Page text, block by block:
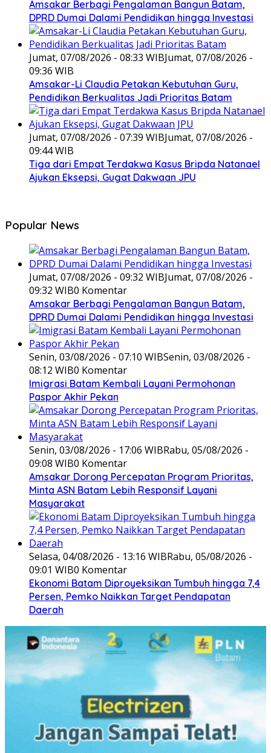
Amsakar Berbagi Pengalaman Bangun Batam,
DPRD Dumai Dalami Pendidikan hingga Investasi
Jumat, 07/08/2026 - 08:33 WIBJumat, 07/08/2026 -
09:36 WIB
Amsakar-Li Claudia Petakan Kebutuhan Guru,
Pendidikan Berkualitas Jadi Prioritas Batam
Jumat, 07/08/2026 - 07:39 WIBJumat, 07/08/2026 -
09:44 WIB
Tiga dari Empat Terdakwa Kasus Bripda Natanael
Ajukan Eksepsi, Gugat Dakwaan JPU
Popular News
Jumat, 07/08/2026 - 09:32 WIBJumat, 07/08/2026 -
09:32 WIB0 Komentar
Amsakar Berbagi Pengalaman Bangun Batam,
DPRD Dumai Dalami Pendidikan hingga Investasi
Senin, 03/08/2026 - 07:10 WIBSenin, 03/08/2026 -
08:12 WIB0 Komentar
Imigrasi Batam Kembali Layani Permohonan
Paspor Akhir Pekan
Senin, 03/08/2026 - 17:06 WIBRabu, 05/08/2026 -
09:08 WIB0 Komentar
Amsakar Dorong Percepatan Program Prioritas,
Minta ASN Batam Lebih Responsif Layani
Masyarakat
Selasa, 04/08/2026 - 13:16 WIBRabu, 05/08/2026 -
09:01 WIB0 Komentar
Ekonomi Batam Diproyeksikan Tumbuh hingga 7,4
Persen, Pemko Naikkan Target Pendapatan
Daerah